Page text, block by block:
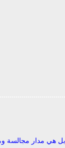
بل هي مدار مجالسة